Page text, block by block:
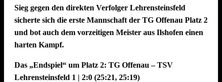
Sieg gegen den direkten Verfolger Lehrensteinsfeld
sicherte sich die erste Mannschaft der TG Offenau Platz 2
und bot auch dem vorzeitigen Meister aus Ilshofen einen
harten Kampf.
Das „Endspiel“ um Platz 2: TG Offenau – TSV
Lehrensteinsfeld 1 | 2:0 (25:21, 25:19)